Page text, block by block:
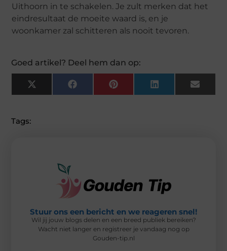
Uithoorn in te schakelen. Je zult merken dat het
eindresultaat de moeite waard is, en je
woonkamer zal schitteren als nooit tevoren.
Goed artikel? Deel hem dan op:
X
(
F
A
P
I
L
I
E
M
Tags:
Stuur ons een bericht en we reageren snel!
Wil jij jouw blogs delen en een breed publiek bereiken?
Wacht niet langer en registreer je vandaag nog op
Gouden-tip.nl